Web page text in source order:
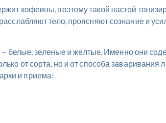
кофеины, поэтому такой настой
тело, проясняют сознание и
зеленые и желтые. Именно они
от сорта, но и от способа заваривания
и приема: